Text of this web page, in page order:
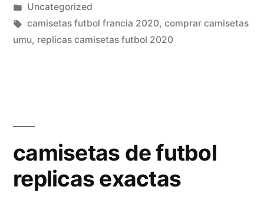
por
Publicado
en
Uncategorized
Etiquetas:
camisetas futbol francia 2020, comprar camisetas
umu, replicas camisetas futbol 2020
camisetas de futbol
replicas exactas